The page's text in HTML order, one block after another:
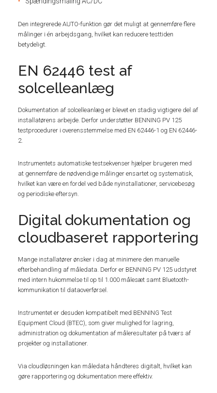
Den integrerede AUTO-funktion gør det muligt at gennemføre flere
målinger i én arbejdsgang, hvilket kan reducere testtiden
betydeligt.
EN 62446 test af
solcelleanlæg
Dokumentation af solcelleanlæg er blevet en stadig vigtigere del af
installatørens arbejde. Derfor understøtter BENNING PV 125
testprocedurer i overensstemmelse med EN 62446-1 og EN 62446-
2.
Instrumentets automatiske testsekvenser hjælper brugeren med
at gennemføre de nødvendige målinger ensartet og systematisk,
hvilket kan være en fordel ved både nyinstallationer, servicebesøg
og periodiske eftersyn.
Digital dokumentation og
cloudbaseret rapportering
Mange installatører ønsker i dag at minimere den manuelle
efterbehandling af måledata. Derfor er BENNING PV 125 udstyret
med intern hukommelse til op til 1.000 målesæt samt Bluetooth-
kommunikation til dataoverførsel.
Instrumentet er desuden kompatibelt med BENNING Test
Equipment Cloud (BTEC), som giver mulighed for lagring,
administration og dokumentation af måleresultater på tværs af
projekter og installationer.
Via cloudløsningen kan måledata håndteres digitalt, hvilket kan
gøre rapportering og dokumentation mere effektiv.